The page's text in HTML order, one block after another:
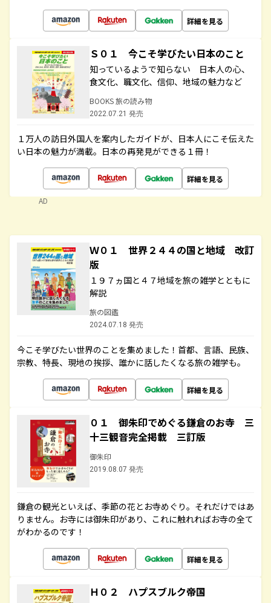
詳細を見る
Ｓ０１ 今こそ学びたい日本のこと
知っているようで知らない 日本人の心、
食文化、職文化、信仰、地域の魅力など
BOOKS 旅の読み物
2022.07.21 発売
１万人の訪日外国人を案内したガイドが、日本人にこそ伝えた
い日本の魅力が満載。日本の再発見ができる１冊！
詳細を見る
AD
Ｗ０１ 世界２４４の国と地域 改訂
版
１９７ヵ国と４７地域を旅の雑学とともに
解説
旅の図鑑
2024.07.18 発売
今こそ学びたい世界のことを集めました！首都、言語、民族、
宗教、特長、現地の挨拶、誰かに話したくなる旅の雑学も。
詳細を見る
０１ 御朱印でめぐる鎌倉のお寺 三
十三観音完全掲載 三訂版
御朱印
2019.08.07 発売
鎌倉の観光といえば、季節の花とお寺めぐり。それだけではあ
りません。お寺には御朱印があり、これに触れればお寺の全て
がわかるのです！
詳細を見る
Ｈ０２ ハプスブルク帝国